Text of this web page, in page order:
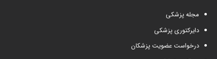
مجله پزشکی
دایرکتوری پزشکی
درخواست عضویت پزشکان